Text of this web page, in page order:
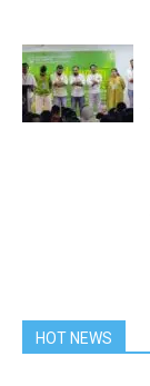
HOT NEWS